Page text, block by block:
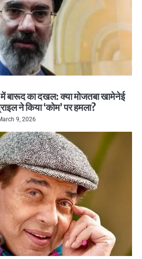
में बारूद का दखल: क्या मोजतबा खामेनेई
ने किया ‘कोम’ पर हमला?
9, 2026